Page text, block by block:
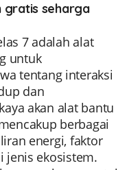
gratis seharga
7 adalah alat
untuk
tentang interaksi
dan
akan alat bantu
berbagai
energi, faktor
jenis ekosistem.